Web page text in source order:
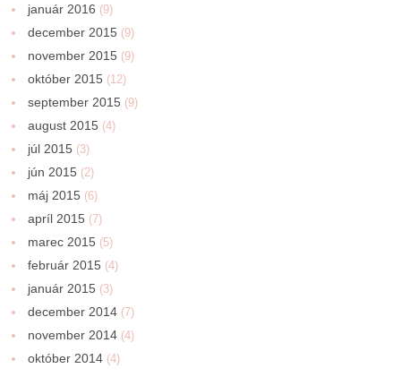
január 2016 (9)
december 2015 (9)
november 2015 (9)
október 2015 (12)
september 2015 (9)
august 2015 (4)
júl 2015 (3)
jún 2015 (2)
máj 2015 (6)
apríl 2015 (7)
marec 2015 (5)
február 2015 (4)
január 2015 (3)
december 2014 (7)
november 2014 (4)
október 2014 (4)